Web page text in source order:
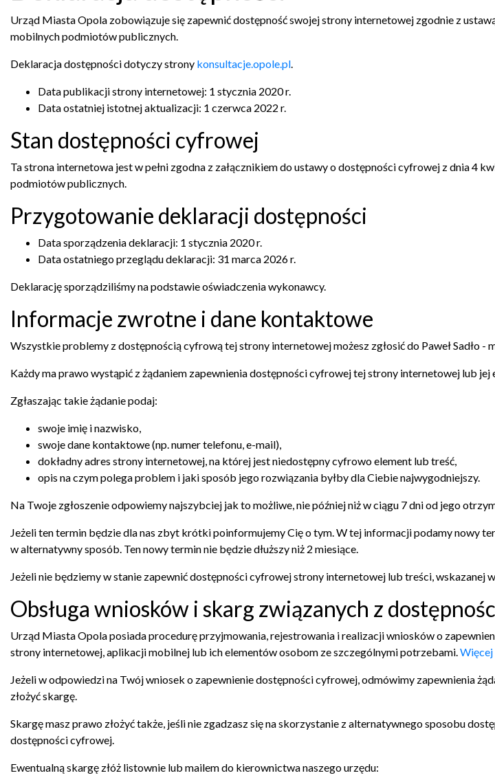
Urząd Miasta Opola zobowiązuje się zapewnić dostępność swojejstrony internetowej zgodnie z
mobilnych podmiotów publicznych.
Deklaracja dostępności dotyczy strony konsultacje.opole.pl
Data publikacji strony internetowej: 1 stycznia 2020 r.
Data ostatniej istotnej aktualizacji: 1 czerwca 2022 r.
Stan dostępności cyfrowej
Ta strona internetowa jest w pełni zgodna z załącznikiem do ustawy o dostępności cyfrowej z dnia
podmiotów publicznych.
Przygotowanie deklaracji dostępności
Data sporządzenia deklaracji: 1 stycznia 2020 r.
Data ostatniego przeglądu deklaracji: 31 marca 2026 r.
Deklarację sporządziliśmy na podstawie oświadczenia wykonawcy.
Informacje zwrotne i dane kontaktowe
Wszystkie problemy z dostępnością cyfrową tej strony internetowej możesz zgłosić do Paweł Sadło -
Każdy ma prawo wystąpić z żądaniem zapewnienia dostępności cyfrowej tej strony internetowej lub jej
Zgłaszając takie żądanie podaj:
swoje imię i nazwisko,
swoje dane kontaktowe (np. numer telefonu, e-mail),
dokładny adres strony internetowej, na której jest niedostępny cyfrowo element lub treść,
opis na czym polega problem i jaki sposób jego rozwiązania byłby dla Ciebie najwygodniejszy.
Na Twoje zgłoszenie odpowiemy najszybciej jak to możliwe, nie później niż w ciągu 7 dni od jego
Jeżeli ten termin będzie dla nas zbyt krótki poinformujemy Cię o tym. W tej informacji podamy nowy
w alternatywny sposób. Ten nowy termin nie będzie dłuższy niż 2 miesiące.
Jeżeli nie będziemy w stanie zapewnić dostępności cyfrowej strony internetowej lub treści, wskazanej
Obsługa wniosków i skarg związanych z
Urząd Miasta Opola posiada procedurę przyjmowania, rejestrowania i realizacji wniosków o
strony internetowej, aplikacji mobilnej lub ich elementów osobom ze szczególnymi potrzebami.
Jeżeli w odpowiedzi na Twój wniosek o zapewnienie dostępności cyfrowej, odmówimy zapewnienia
złożyć skargę.
Skargę masz prawo złożyć także, jeśli nie zgadzasz się na skorzystanie z alternatywnego sposobu
dostępności cyfrowej.
Ewentualną skargę złóż listownie lub mailem do kierownictwa naszego urzędu: